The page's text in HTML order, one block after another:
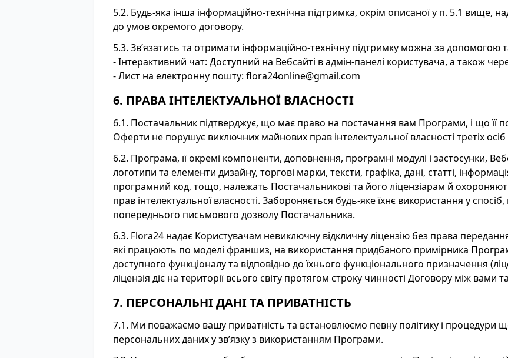
5.2. Будь-яка інша інформаційно-технічна підтримка, окрім описаної у п. 5.1 вище,
до умов окремого договору.
5.3. Зв’язатись та отримати інформаційно-технічну підтримку можна за допомогою
- Інтерактивний чат: Доступний на Вебсайті в адмін-панелі користувача, а також
- Лист на електронну пошту: flora24online@gmail.com
6. ПРАВА ІНТЕЛЕКТУАЛЬНОЇ ВЛАСНОСТІ
6.1. Постачальник підтверджує, що має право на постачання вам Програми, і що її
Оферти не порушує виключних майнових прав інтелектуальної власності третіх
6.2. Програма, її окремі компоненти, доповнення, програмні модулі і застосунки,
логотипи та елементи дизайну, торгові марки, тексти, графіка, дані, статті,
програмний код, тощо, належать Постачальникові та його ліцензіарам й
прав інтелектуальної власності. Забороняється будь-яке їхнє використання у
попереднього письмового дозволу Постачальника.
6.3. Flora24 надає Користувачам невиключну відкличну ліцензію без права
які працюють по моделі франшиз, на використання придбаного примірника
доступного функціоналу та відповідно до їхнього функціонального призначення
ліцензія діє на території всього світу протягом строку чинності Договору між вами
7. ПЕРСОНАЛЬНІ ДАНІ ТА ПРИВАТНІСТЬ
7.1. Ми поважаємо вашу приватність та встановлюємо певну політику і процедури
персональних даних у зв’язку з використанням Програми.